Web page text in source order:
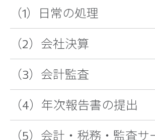
（1）日常の処理
（2）会社決算
（3）会計監査
（4）年次報告書の提出
（5）会計・税務・監査サ